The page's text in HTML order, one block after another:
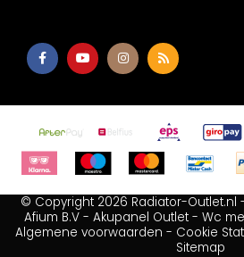
© Copyright 2026 Radiator-Outlet.nl
Afium B.V - Akupanel Outlet - Wc
Algemene voorwaarden - Cookie
Sitemap